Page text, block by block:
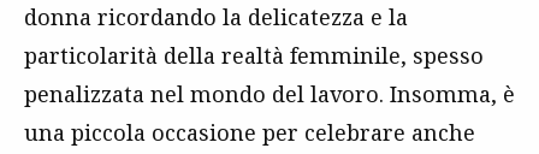
donna ricordando la delicatezza e la
particolarità della realtà femminile, spesso
penalizzata nel mondo del lavoro. Insomma, è
una piccola occasione per celebrare anche